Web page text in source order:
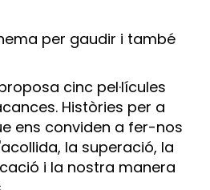
per gaudir i també
cinc pel·lícules
Històries per a
ens conviden a fer-nos
la superació, la
i la nostra manera